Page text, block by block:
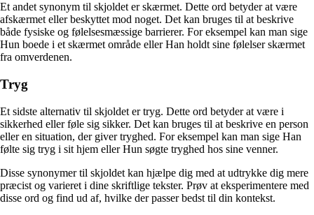
Et andet synonym til skjoldet er skærmet. Dette ord betyder at være
afskærmet eller beskyttet mod noget. Det kan bruges til at beskrive
både fysiske og følelsesmæssige barrierer. For eksempel kan man sige
Hun boede i et skærmet område eller Han holdt sine følelser skærmet
fra omverdenen.
Tryg
Et sidste alternativ til skjoldet er tryg. Dette ord betyder at være i
sikkerhed eller føle sig sikker. Det kan bruges til at beskrive en person
eller en situation, der giver tryghed. For eksempel kan man sige Han
følte sig tryg i sit hjem eller Hun søgte tryghed hos sine venner.
Disse synonymer til skjoldet kan hjælpe dig med at udtrykke dig mere
præcist og varieret i dine skriftlige tekster. Prøv at eksperimentere med
disse ord og find ud af, hvilke der passer bedst til din kontekst.